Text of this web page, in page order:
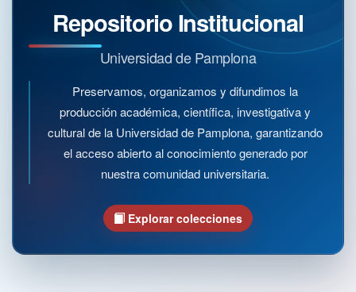
Repositorio Institucional
Universidad de Pamplona
Preservamos, organizamos y difundimos la
producción académica, científica, investigativa y
cultural de la Universidad de Pamplona, garantizando
el acceso abierto al conocimiento generado por
nuestra comunidad universitaria.
Explorar colecciones